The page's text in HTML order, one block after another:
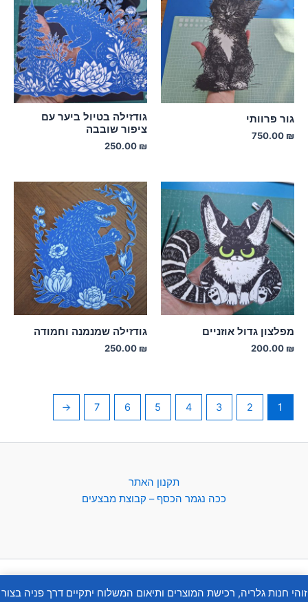
זוהי חנות גלריה, רכישת המוצרים ותיאום המשלוח יתקיים דרך פניה בצור
גור פרוותי
750.00 ₪
גודזילה בטיול ביער עם
ציפור שובבה
250.00 ₪
מפלצון גדול אוזניים
200.00 ₪
גודזילה שמנמנה וחמודה
250.00 ₪
1
2
3
4
5
6
7
←
תקנון האתר
ככה נגמר הכסף – קבוצת מבצעים
Copyright © 2026 | Powered byAstra WordPress Theme